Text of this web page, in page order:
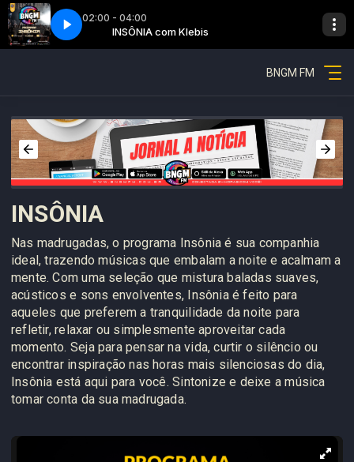
02:00 - 04:00
INSÔNIA com Klebis
Insônia - Parte 04
BNGM FM
INSÔNIA
Nas madrugadas, o programa Insônia é sua companhia
ideal, trazendo músicas que embalam a noite e acalmam a
mente. Com uma seleção que mistura baladas suaves,
acústicos e sons envolventes, Insônia é feito para
aqueles que preferem a tranquilidade da noite para
refletir, relaxar ou simplesmente aproveitar cada
momento. Seja para pensar na vida, curtir o silêncio ou
encontrar inspiração nas horas mais silenciosas do dia,
Insônia está aqui para você. Sintonize e deixe a música
tomar conta da sua madrugada.